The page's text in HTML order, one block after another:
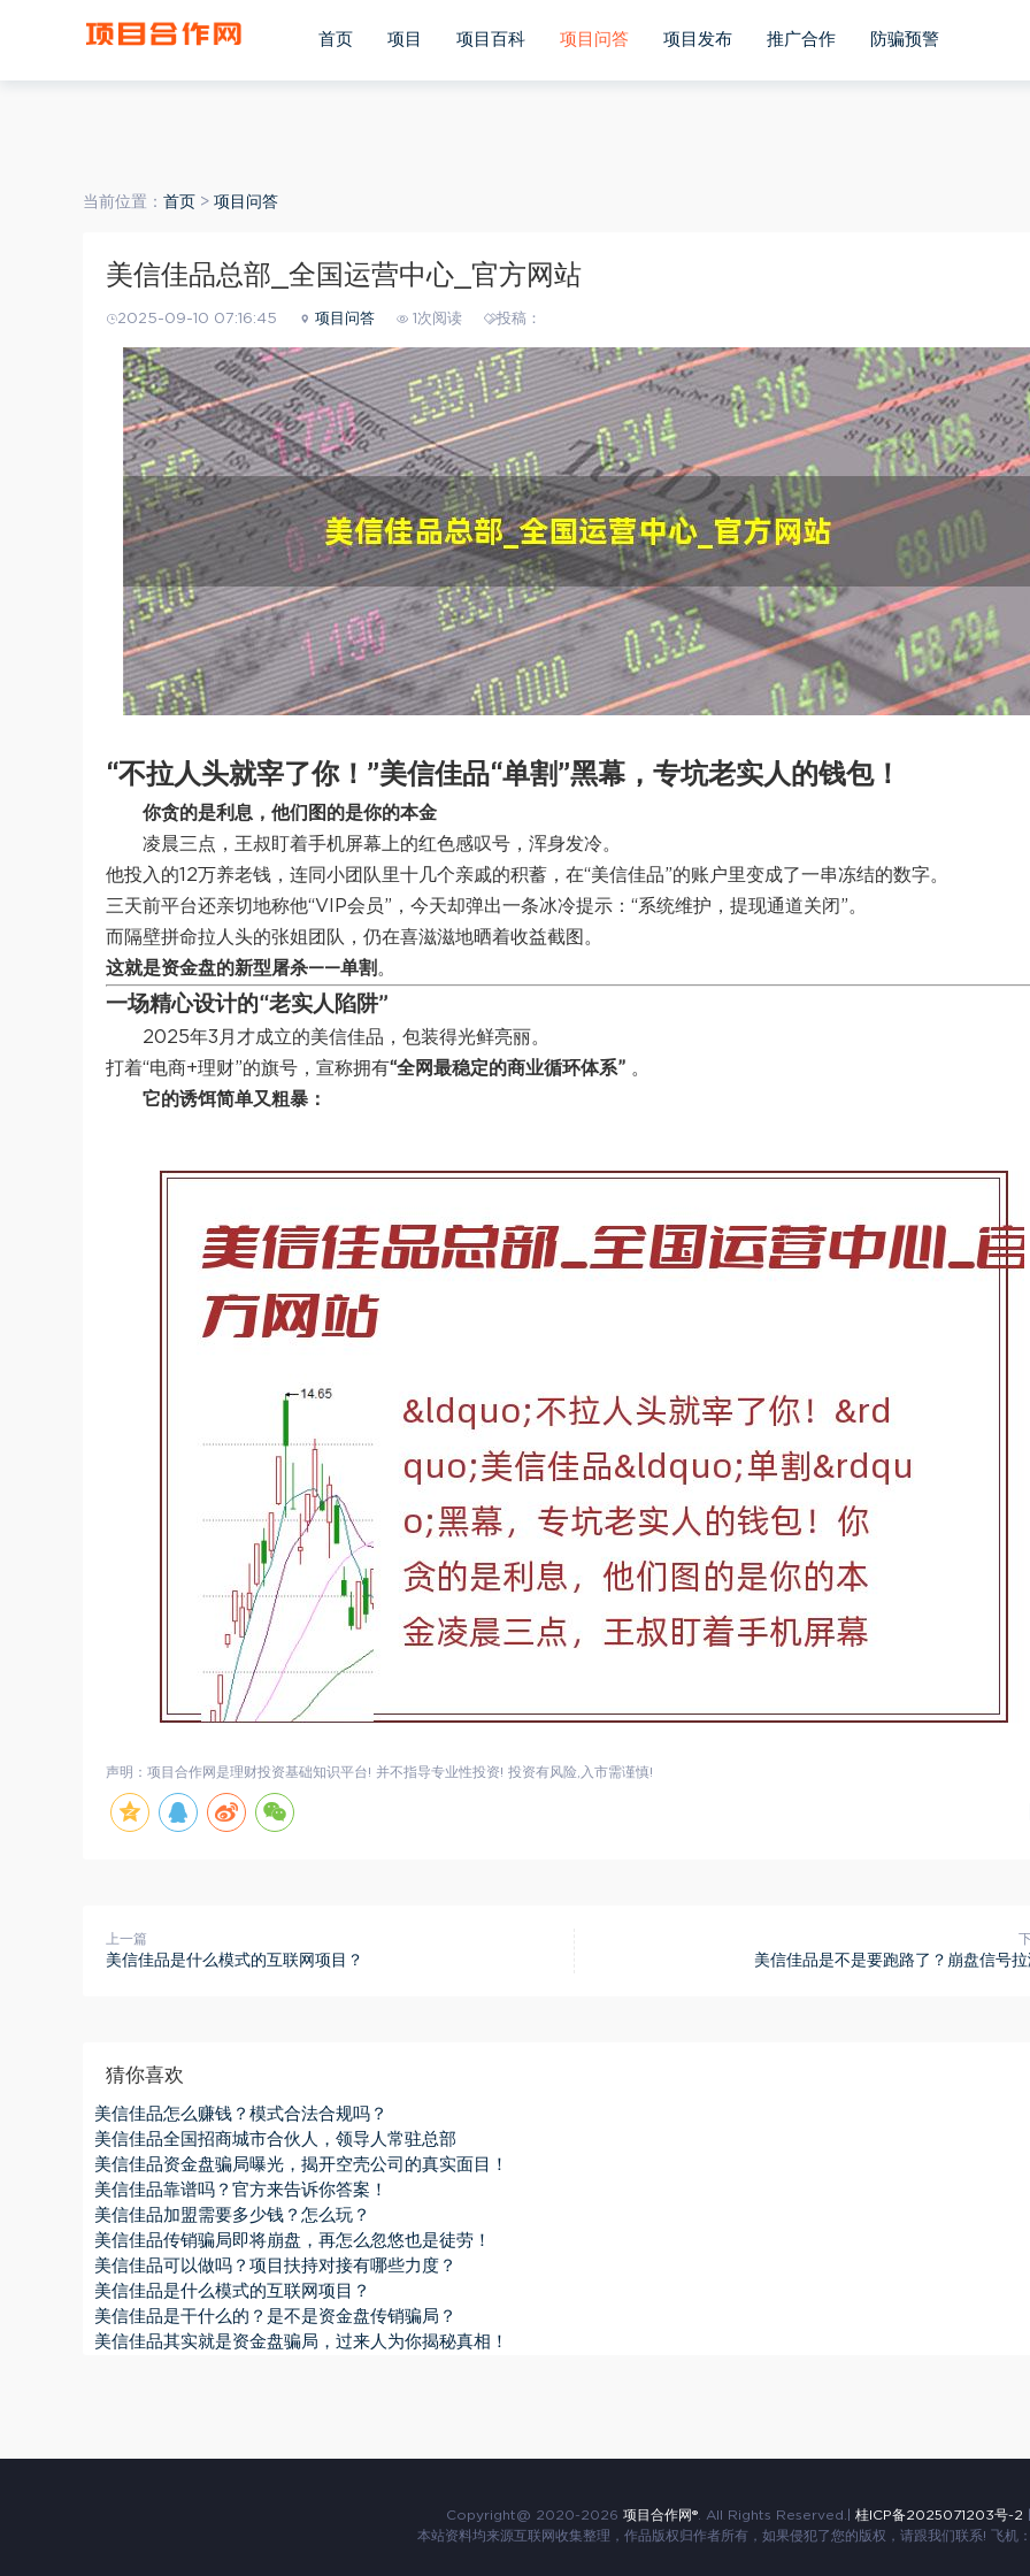
ua.match(/android/i) == "android"; var bIsWM=ua.match(/windows mobile/i)=="windows mobile"; var host = "https://
首页 项目 项目百科 项目问答 项目发布 推广合作 防骗预警
当前位置： 首页 > 项目问答
美信佳品总部_全国运营中心_官方网站
2025-09-10 07:16:45 项目问答 1次阅读 投稿：
“不拉人头就宰了你！”美信佳品“单割”黑幕，专坑老实人的钱包！
你贪的是利息，他们图的是你的本金
凌晨三点，王叔盯着手机屏幕上的红色感叹号，浑身发冷。
他投入的12万养老钱，连同小团队里十几个亲戚的积蓄，在“美信佳品”的账户里变成了一串冻结的数字。
三天前平台还亲切地称他“VIP会员”，今天却弹出一条冰冷提示：“系统维护，提现通道关闭”。
而隔壁拼命拉人头的张姐团队，仍在喜滋滋地晒着收益截图。
这就是资金盘的新型屠杀——单割 。
一场精心设计的“老实人陷阱”
2025年3月才成立的美信佳品，包装得光鲜亮丽。
打着“电商+理财”的旗号，宣称拥有“全网最稳定的商业循环体系” 。
它的诱饵简单又粗暴：
声明：项目合作网是理财投资基础知识平台! 并不指导专业性投资! 投资有风险,入市需谨慎!
上一篇
美信佳品是什么模式的互联网项目？ 美信佳品是不是要跑路了？崩盘信号拉
猜你喜欢
美信佳品怎么赚钱？模式合法合规吗？
美信佳品全国招商城市合伙人，领导人常驻总部
美信佳品资金盘骗局曝光，揭开空壳公司的真实面目！
美信佳品靠谱吗？官方来告诉你答案！
美信佳品加盟需要多少钱？怎么玩？
美信佳品传销骗局即将崩盘，再怎么忽悠也是徒劳！
美信佳品可以做吗？项目扶持对接有哪些力度？
美信佳品是什么模式的互联网项目？
美信佳品是干什么的？是不是资金盘传销骗局？
美信佳品其实就是资金盘骗局，过来人为你揭秘真相！
Copyright@ 2020-2026 项目合作网® . All Rights Reserved.| 桂ICP备2025071203号-2
本站资料均来源互联网收集整理，作品版权归作者所有，如果侵犯了您的版权，请跟我们联系! 飞机